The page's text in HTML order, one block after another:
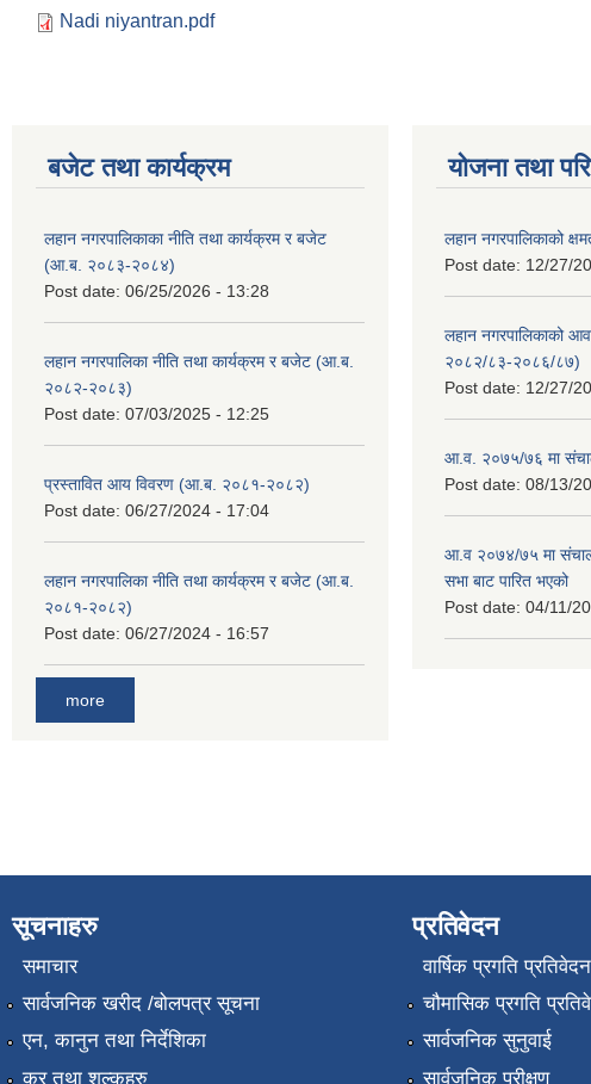
Nadi niyantran.pdf
बजेट तथा कार्यक्रम
लहान नगरपालिकाका नीति तथा कार्यक्रम र बजेट
(आ.ब. २०८३-२०८४)
Post date: 06/25/2026 - 13:28
लहान नगरपालिका नीति तथा कार्यक्रम र बजेट (आ.ब.
२०८२-२०८३)
Post date: 07/03/2025 - 12:25
प्रस्तावित आय विवरण (आ.ब. २०८१-२०८२)
Post date: 06/27/2024 - 17:04
लहान नगरपालिका नीति तथा कार्यक्रम र बजेट (आ.ब.
२०८१-२०८२)
Post date: 06/27/2024 - 16:57
more
योजना तथा
लहान नगरपालिकाको
Post date: 12/27/
लहान नगरपालिकाको
२०८२/८३-२०८६/८७)
Post date: 12/27/
आ.व. २०७५/७६ मा
Post date: 08/13/
आ.व २०७४/७५ मा
सभा बाट पारित भएको
Post date: 04/11/
सूचनाहरु
समाचार
सार्वजनिक खरीद /बोलपत्र सूचना
एन, कानुन तथा निर्देशिका
कर तथा शुल्कहरु
प्रतिवेदन
वार्षिक प्रगति प्रतिवेदन
चौमासिक प्रगति
सार्वजनिक सुनुवाई
सार्वजनिक परीक्षण